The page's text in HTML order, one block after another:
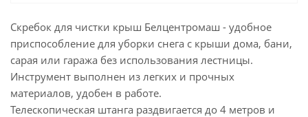
Скребок для чистки крыш Белцентромаш - удобное
приспособление для уборки снега с крыши дома, бани,
сарая или гаража без использования лестницы.
Инструмент выполнен из легких и прочных
материалов, удобен в работе.
Телескопическая штанга раздвигается до 4 метров и